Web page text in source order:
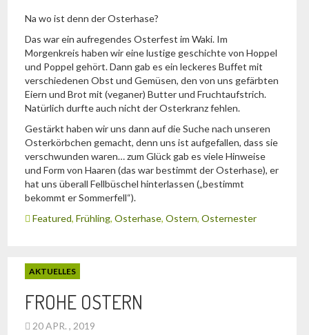
Na wo ist denn der Osterhase?
Das war ein aufregendes Osterfest im Waki. Im
Morgenkreis haben wir eine lustige geschichte von Hoppel
und Poppel gehört. Dann gab es ein leckeres Buffet mit
verschiedenen Obst und Gemüsen, den von uns gefärbten
Eiern und Brot mit (veganer) Butter und Fruchtaufstrich.
Natürlich durfte auch nicht der Osterkranz fehlen.
Gestärkt haben wir uns dann auf die Suche nach unseren
Osterkörbchen gemacht, denn uns ist aufgefallen, dass sie
verschwunden waren… zum Glück gab es viele Hinweise
und Form von Haaren (das war bestimmt der Osterhase), er
hat uns überall Fellbüschel hinterlassen („bestimmt
bekommt er Sommerfell“).
Featured, Frühling, Osterhase, Ostern, Osternester
AKTUELLES
FROHE OSTERN
20 APR. , 2019